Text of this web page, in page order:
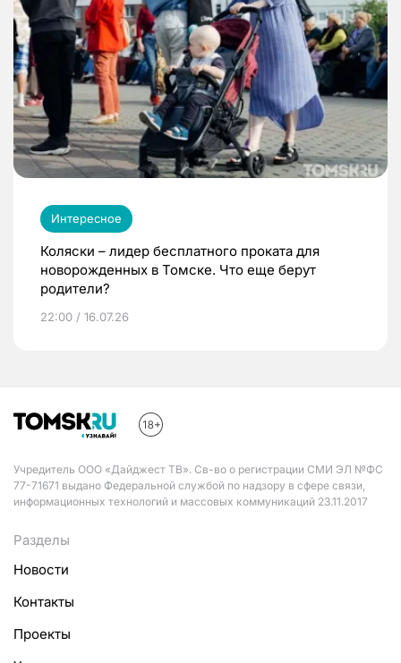
Интересное
Коляски – лидер бесплатного проката для
новорожденных в Томске. Что еще берут
родители?
22:00 / 16.07.26
Учредитель ООО «Дайджест ТВ». Св-во о регистрации СМИ ЭЛ №ФС
77-71671 выдано Федеральной службой по надзору в сфере связи,
информационных технологий и массовых коммуникаций 23.11.2017
Разделы
Новости
Контакты
Проекты